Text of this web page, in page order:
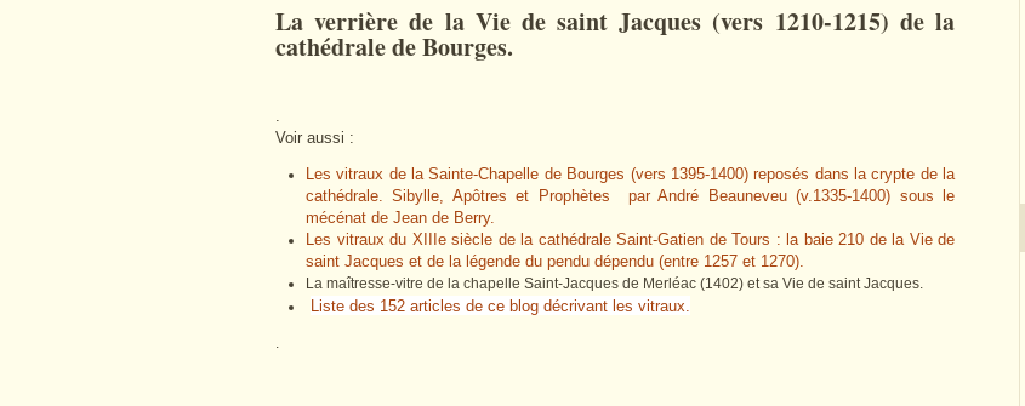
La verrière de la Vie de saint Jacques (vers 1210-1215) de la
cathédrale de Bourges.
.
Voir aussi :
Les vitraux de la Sainte-Chapelle de Bourges (vers 1395-1400) reposés dans la crypte de la
cathédrale. Sibylle, Apôtres et Prophètes par André Beauneveu (v.1335-1400) sous le
mécénat de Jean de Berry.
Les vitraux du XIIIe siècle de la cathédrale Saint-Gatien de Tours : la baie 210 de la Vie de
saint Jacques et de la légende du pendu dépendu (entre 1257 et 1270).
La maîtresse-vitre de la chapelle Saint-Jacques de Merléac (1402) et sa Vie de saint Jacques.
Liste des 152 articles de ce blog décrivant les vitraux.
.